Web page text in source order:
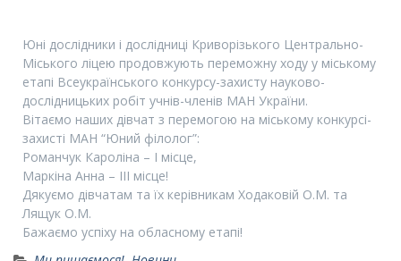
Юні дослідники і дослідниці Криворізького Центрально-
Міського ліцею продовжують переможну ходу у міському
етапі Всеукраїнського конкурсу-захисту науково-
дослідницьких робіт учнів-членів МАН України.
Вітаємо наших дівчат з перемогою на міському конкурсі-
захисті МАН “Юний філолог”:
Романчук Кароліна – І місце,
Маркіна Анна – ІІІ місце!
Дякуємо дівчатам та їх керівникам Ходаковій О.М. та
Лящук О.М.
Бажаємо успіху на обласному етапі!